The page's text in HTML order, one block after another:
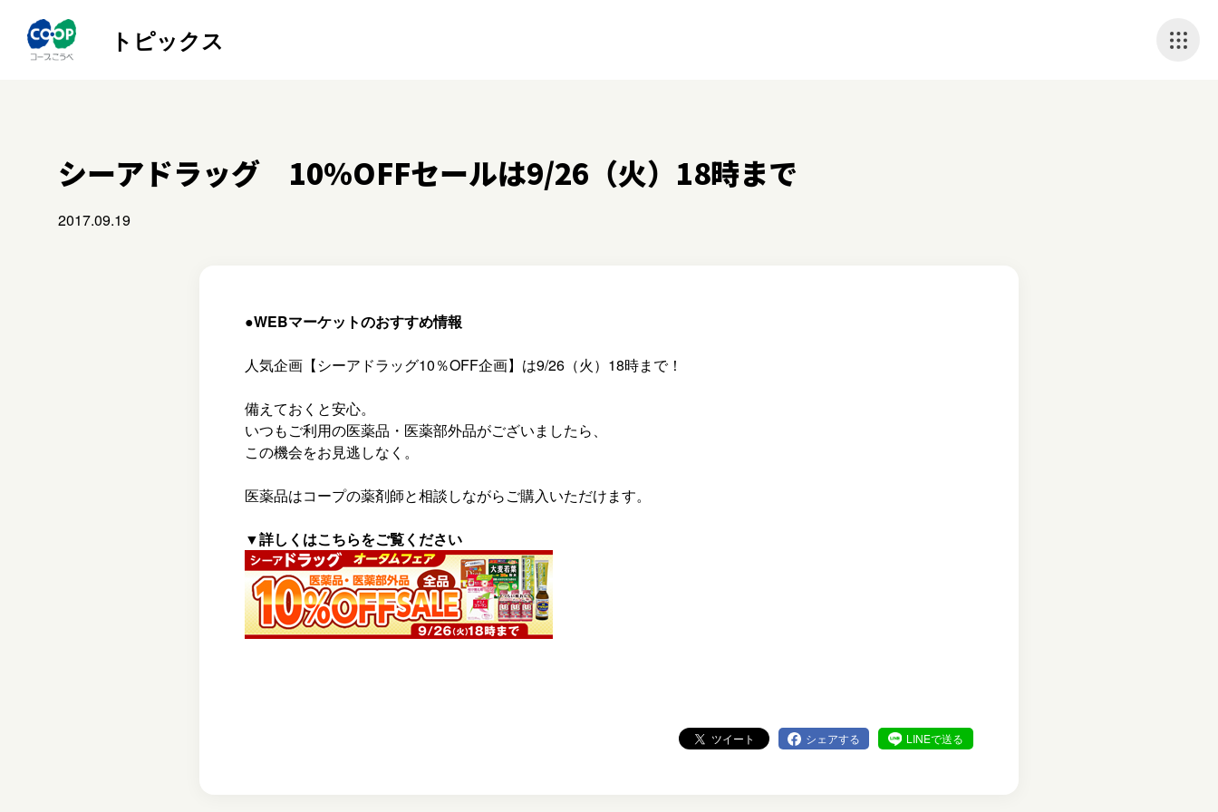
トピックス
シーアドラッグ 10％OFFセールは9/26（火）18時まで
2017.09.19
●WEBマーケットのおすすめ情報
人気企画【シーアドラッグ10％OFF企画】は9/26（火）18時まで！
備えておくと安心。
いつもご利用の医薬品・医薬部外品がございましたら、
この機会をお見逃しなく。
医薬品はコープの薬剤師と相談しながらご購入いただけます。
▼詳しくはこちらをご覧ください
ツイート シェアする LINEで送る